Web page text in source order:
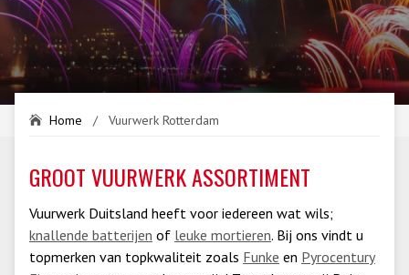
Home / Vuurwerk Rotterdam
GROOT VUURWERK ASSORTIMENT
Vuurwerk Duitsland heeft voor iedereen wat wils;
knallende batterijen of leuke mortieren. Bij ons vindt u
topmerken van topkwaliteit zoals Funke en Pyrocentury